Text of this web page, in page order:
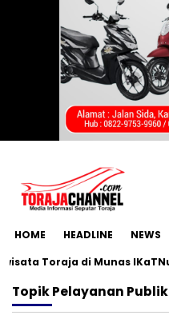
HOME HEADLINE NEWS
Toraja di Munas IKaTNus
TopikPelayanan Publik